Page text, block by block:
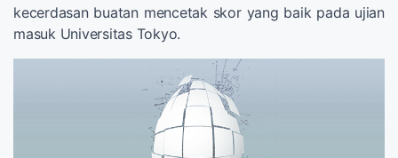
kecerdasan buatan mencetak skor yang baik pada ujian
masuk Universitas Tokyo.